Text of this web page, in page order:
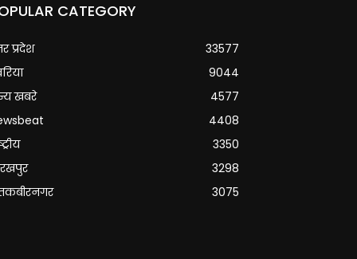
CATEGORY
प्रदेश
33577
9044
खबरे
4577
4408
3350
3298
3075